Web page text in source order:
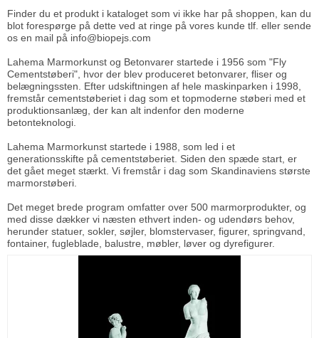
Finder du et produkt i kataloget som vi ikke har på shoppen, kan du
blot forespørge på dette ved at ringe på vores kunde tlf. eller sende
os en mail på info@biopejs.com
Lahema Marmorkunst og Betonvarer startede i 1956 som "Fly
Cementstøberi", hvor der blev produceret betonvarer, fliser og
belægningssten. Efter udskiftningen af hele maskinparken i 1998,
fremstår cementstøberiet i dag som et topmoderne støberi med et
produktionsanlæg, der kan alt indenfor den moderne
betonteknologi.
Lahema Marmorkunst startede i 1988, som led i et
generationsskifte på cementstøberiet. Siden den spæde start, er
det gået meget stærkt. Vi fremstår i dag som Skandinaviens største
marmorstøberi.
Det meget brede program omfatter over 500 marmorprodukter, og
med disse dækker vi næsten ethvert inden- og udendørs behov,
herunder statuer, sokler, søjler, blomstervaser, figurer, springvand,
fontainer, fugleblade, balustre, møbler, løver og dyrefigurer.